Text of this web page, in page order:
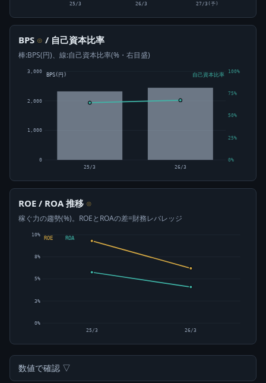
25/3 26/3 27/3(予)
BPS ⊙ / 自己資本比率
棒:BPS(円)、線:自己資本比率(%・右目盛)
0
1,000
2,000
3,000
0%
25%
50%
75%
100%
25/3 26/3
BPS(円) 自己資本比率
ROE / ROA 推移 ⊙
稼ぐ力の趨勢(%)。ROEとROAの差=財務レバレッジ
0%
3%
5%
8%
10%
ROE ROA
25/3 26/3
数値で確認 ▽